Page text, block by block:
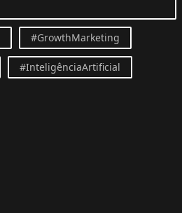
#GrowthMarketing
#InteligênciaArtificial